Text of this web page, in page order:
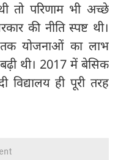
तो परिणाम भी अच्छे
की नीति स्पष्ट थी।
तक योजनाओं का लाभ
थी। 2017 में बेसिक
ही पूरी तरह